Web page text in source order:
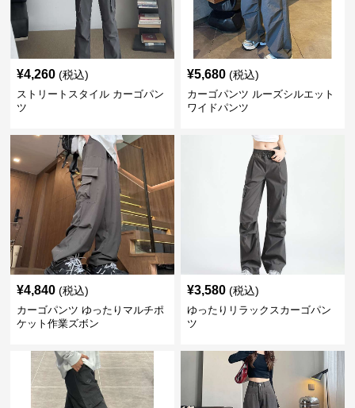
¥4,260 (税込)
ストリートスタイル カーゴパン
ツ
¥5,680 (税込)
カーゴパンツ ルーズシルエット
ワイドパンツ
¥4,840 (税込)
カーゴパンツ ゆったりマルチポ
ケット作業ズボン
¥3,580 (税込)
ゆったりリラックスカーゴパン
ツ